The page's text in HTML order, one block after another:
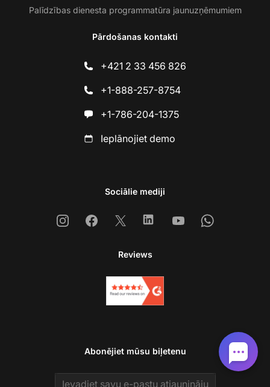
Palīdzības dienesta programmatūra jaunuzņēmumiem
Pārdošanas kontakti
+421 2 33 456 826
+1-888-257-8754
+1-786-204-1375
Ieplānojiet demo
Sociālie mediji
InstagramFacebook
X LinkedinYoutubeWhatsapp
Reviews
Abonējiet mūsu biļetenu
Email address